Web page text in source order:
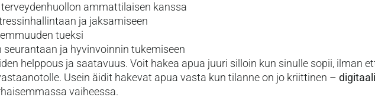
ammattilaisen kanssa
ja jaksamiseen
tueksi
ja hyvinvoinnin tukemiseen
helppous ja saatavuus. Voit hakea apua juuri silloin kun sinulle sopii, ilman
Usein äidit hakevat apua vasta kun tilanne on jo kriittinen –
vaiheessa.